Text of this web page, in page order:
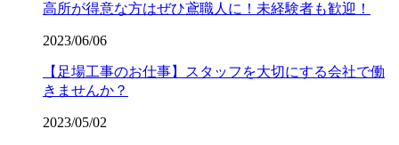
高所が得意な方はぜひ鳶職人に！未経験者も歓迎！
2023/06/06
【足場工事のお仕事】スタッフを大切にする会社で働
きませんか？
2023/05/02